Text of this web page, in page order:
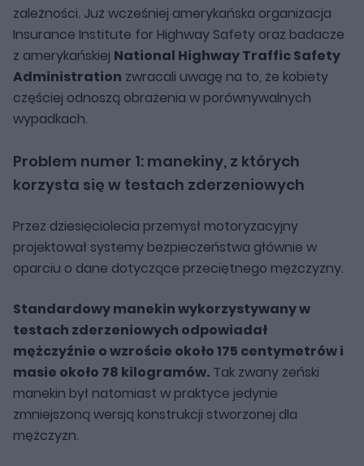
zależności. Już wcześniej amerykańska organizacja
Insurance Institute for Highway Safety oraz badacze
z amerykańskiej National Highway Traffic Safety
Administration zwracali uwagę na to, że kobiety
częściej odnoszą obrażenia w porównywalnych
wypadkach.
Problem numer 1: manekiny, z których
korzysta się w testach zderzeniowych
Przez dziesięciolecia przemysł motoryzacyjny
projektował systemy bezpieczeństwa głównie w
oparciu o dane dotyczące przeciętnego mężczyzny.
Standardowy manekin wykorzystywany w
testach zderzeniowych odpowiadał
mężczyźnie o wzroście około 175 centymetrów i
masie około 78 kilogramów. Tak zwany żeński
manekin był natomiast w praktyce jedynie
zmniejszoną wersją konstrukcji stworzonej dla
mężczyzn.